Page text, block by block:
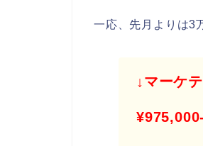
一応、先月よりは3
↓マーケ
¥975,000-